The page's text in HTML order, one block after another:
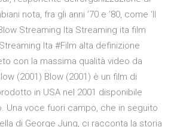
nota, fra gli anni ’70 e ’80, come ‘Il
Streaming Ita Streaming ita film
Ita #Film alta definizione
con la massima qualità video da
(2001) Blow (2001) è un film di
in USA nel 2001 disponibile
Una voce fuori campo, che in seguito
di George Jung, ci racconta la storia